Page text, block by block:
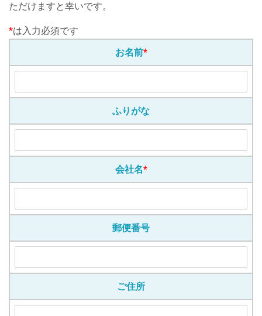
ただけますと幸いです。
*は入力必須です
お名前*
ふりがな
会社名*
郵便番号
ご住所